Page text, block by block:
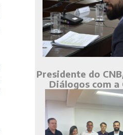
Presidente do
Diálogos com